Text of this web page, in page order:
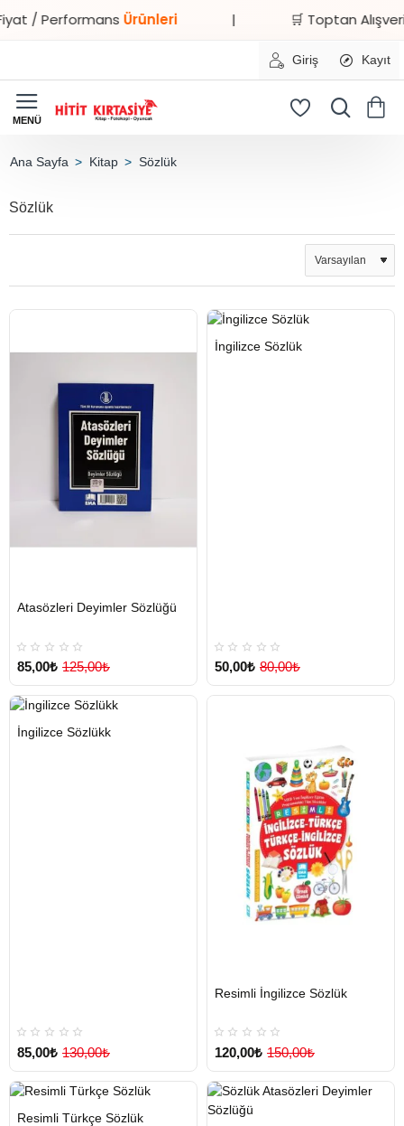
/ PerformansÜrünleri 🛒 Toptan
Giriş Kayıt
Kitap Sözlük
Sözlük
TESLİMAT
Atasözleri Deyimler Sözlüğü
85,00₺ 125,00₺
TESLİMAT
İngilizce Sözlük
50,00₺ 80,00₺
TESLİMAT
İngilizce Sözlükk
85,00₺ 130,00₺
TESLİMAT
Resimli İngilizce Sözlük
120,00₺ 150,00₺
TESLİMAT
Resimli Türkçe Sözlük